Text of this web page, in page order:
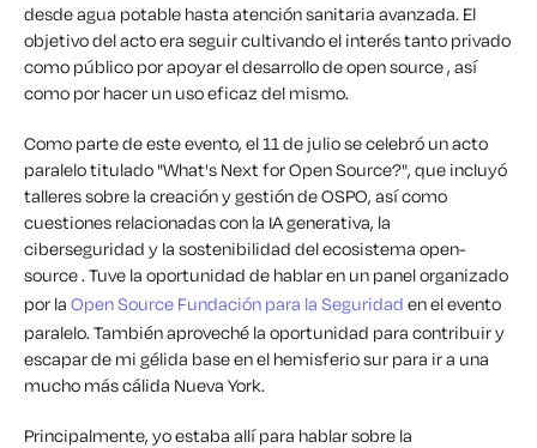
desde agua potable hasta atención sanitaria avanzada. El
objetivo del acto era seguir cultivando el interés tanto privado
como público por apoyar el desarrollo de open source , así
como por hacer un uso eficaz del mismo.
Como parte de este evento, el 11 de julio se celebró un acto
paralelo titulado "What's Next for Open Source?", que incluyó
talleres sobre la creación y gestión de OSPO, así como
cuestiones relacionadas con la IA generativa, la
ciberseguridad y la sostenibilidad del ecosistema open-
source . Tuve la oportunidad de hablar en un panel organizado
por la Open Source Fundación para la Seguridad en el evento
paralelo. También aproveché la oportunidad para contribuir y
escapar de mi gélida base en el hemisferio sur para ir a una
mucho más cálida Nueva York.
Principalmente, yo estaba allí para hablar sobre la